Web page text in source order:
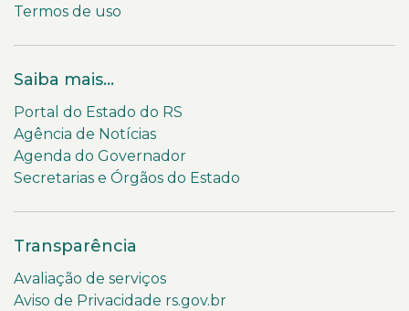
Termos de uso
Saiba mais...
Portal do Estado do RS
Agência de Notícias
Agenda do Governador
Secretarias e Órgãos do Estado
Transparência
Avaliação de serviços
Aviso de Privacidade rs.gov.br